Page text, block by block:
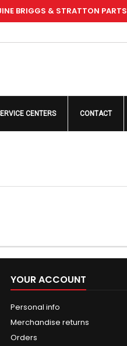
BRIGGS & STRATTON PARTS
CENTERS CONTACT
YOUR ACCOUNT
Personal info
Merchandise returns
Orders